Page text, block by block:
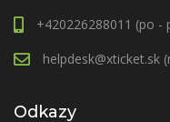
+420226288011 (po -
helpdesk@xticket.sk
Odkazy